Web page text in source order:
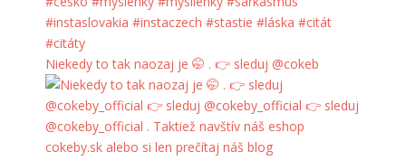
Niekedy to tak naozaj je 🤭 . 👉 sleduj @cokeb